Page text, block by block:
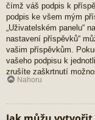
čímž váš podpis k
podpis ke všem mým
„Uživatelském panelu“
nastavení příspěvků“
vašim příspěvkům.
vašeho podpisu k
zrušíte zaškrtnutí
Nahoru